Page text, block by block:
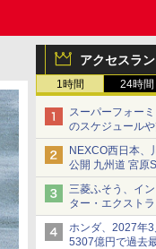
アクセスラ
1時間 24時間
スーパーフォー
のスケジュール
を紹介
NEXCO西日本、
公開 九州道 宮原
車両を通行可能に
三菱ふそう、イ
ター・エクスト
ックベースの観
ホンダ、2027年
5307億円で過去